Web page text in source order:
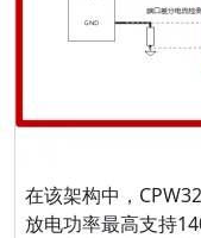
在该架构中，
放电功率最高支持